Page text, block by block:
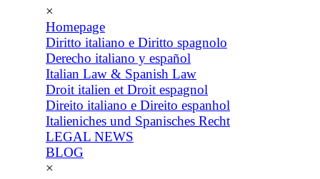
×
Homepage
Diritto italiano e Diritto spagnolo
Derecho italiano y español
Italian Law & Spanish Law
Droit italien et Droit espagnol
Direito italiano e Direito espanhol
Italieniches und Spanisches Recht
LEGAL NEWS
BLOG
×